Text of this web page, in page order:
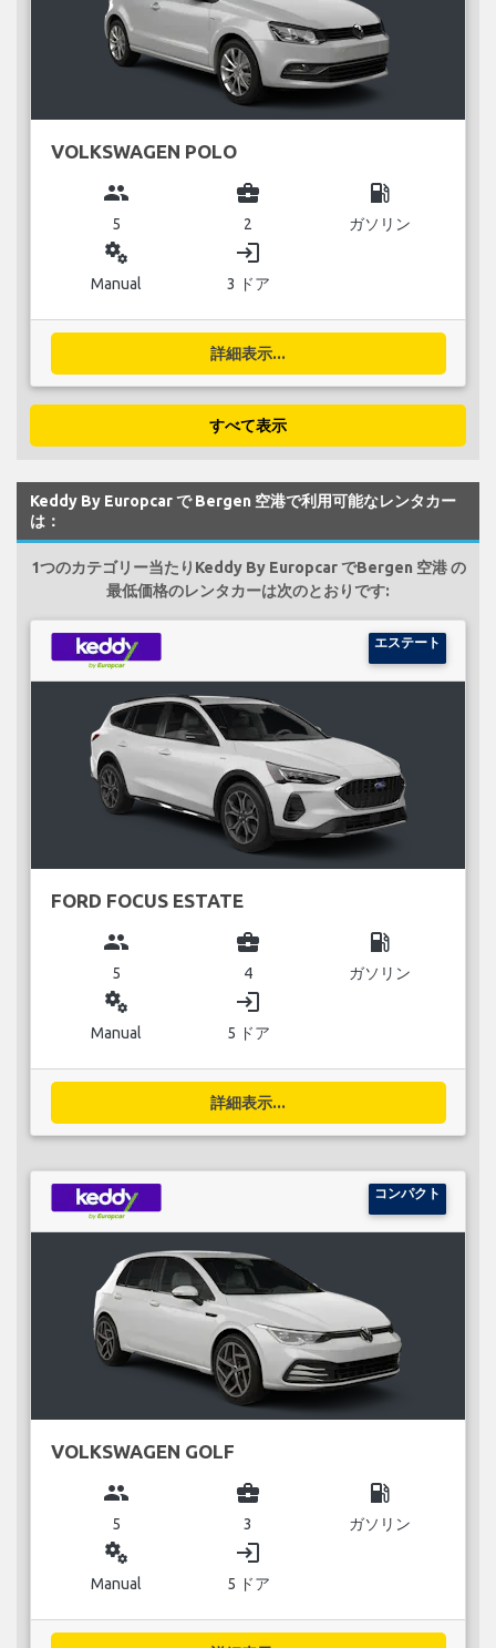
VOLKSWAGEN POLO
group
5
business_center
2
local_gas_station
ガソリン
miscellaneous_services
Manual
login
3 ドア
詳細表示...
すべて表示
Keddy By Europcar で Bergen 空港で利用可能なレンタカー
は：
1つのカテゴリー当たりKeddy By Europcar でBergen 空港 の
最低価格のレンタカーは次のとおりです:
エステート
FORD FOCUS ESTATE
group
5
business_center
4
local_gas_station
ガソリン
miscellaneous_services
Manual
login
5 ドア
詳細表示...
コンパクト
VOLKSWAGEN GOLF
group
5
business_center
3
local_gas_station
ガソリン
miscellaneous_services
Manual
login
5 ドア